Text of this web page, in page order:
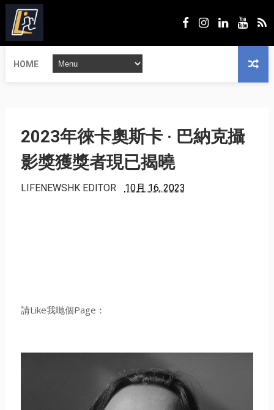
HOME
2023年徠卡奧斯卡 · 巴納克攝
影獎獲獎者現已揭曉
LIFENEWSHK EDITOR 10月 16, 2023
請Like我哋個Page：